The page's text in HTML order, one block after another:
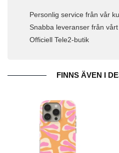
Personlig service från vår
Snabba leveranser från
Officiell Tele2-butik
FINNS ÄVEN I